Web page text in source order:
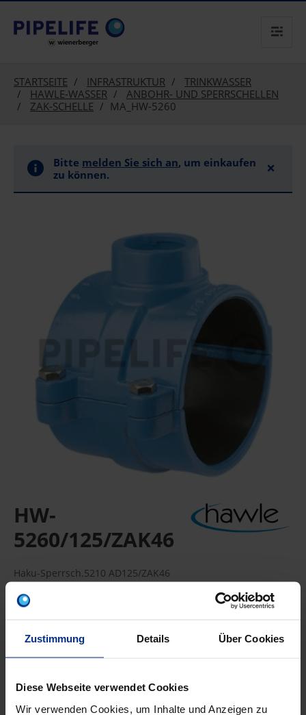
Zustimmung Details Über Cookies
Diese Webseite verwendet Cookies
Wir verwenden Cookies, um Inhalte und Anzeigen zu
text.skipToContent
text.skipToNavigation
STARTSEITE INFRASTRUKTUR
TRINKWASSER
HAWLE-WASSER
ANBOHR- UND SPERRSCHELLEN
ZAK-SCHELLE
MA_HW-5260
Bitte melden Sie sich an, um einkaufen
zu können.
×
HW-
5260/125/ZAK46
Haku-Sperrsch.5210 AD125/ZAK46
ZAK-HAKU-Anbohrschelle, für PE- und PVC-Rohre
30 Stück = 1 Palette